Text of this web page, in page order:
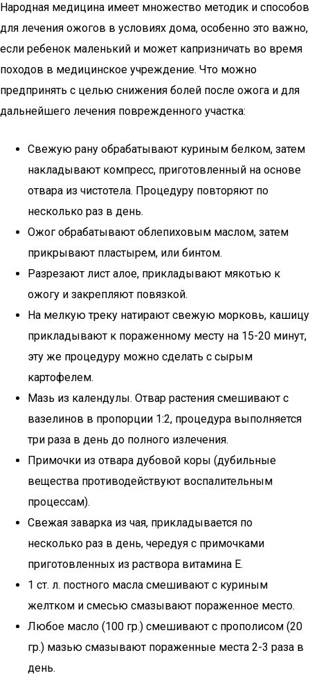
Народная медицина имеет множество методик и способов
для лечения ожогов в условиях дома, особенно это важно,
если ребенок маленький и может капризничать во время
походов в медицинское учреждение. Что можно
предпринять с целью снижения болей после ожога и для
дальнейшего лечения поврежденного участка:
Свежую рану обрабатывают куриным белком, затем
накладывают компресс, приготовленный на основе
отвара из чистотела. Процедуру повторяют по
несколько раз в день.
Ожог обрабатывают облепиховым маслом, затем
прикрывают пластырем, или бинтом.
Разрезают лист алое, прикладывают мякотью к
ожогу и закрепляют повязкой.
На мелкую треку натирают свежую морковь, кашицу
прикладывают к пораженному месту на 15-20 минут,
эту же процедуру можно сделать с сырым
картофелем.
Мазь из календулы. Отвар растения смешивают с
вазелинов в пропорции 1:2, процедура выполняется
три раза в день до полного излечения.
Примочки из отвара дубовой коры (дубильные
вещества противодействуют воспалительным
процессам).
Свежая заварка из чая, прикладывается по
несколько раз в день, чередуя с примочками
приготовленных из раствора витамина Е.
1 ст. л. постного масла смешивают с куриным
желтком и смесью смазывают пораженное место.
Любое масло (100 гр.) смешивают с прополисом (20
гр.) мазью смазывают пораженные места 2-3 раза в
день.